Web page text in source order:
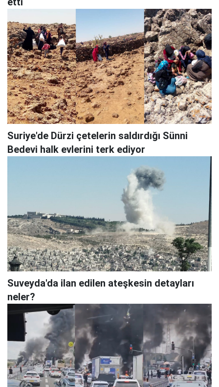
Suriye'de Dürzi çetelerin saldırdığı Sünni
Bedevi halk evlerini terk ediyor
Suveyda'da ilan edilen ateşkesin detayları
neler?